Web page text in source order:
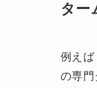
ター
例えば
の専門